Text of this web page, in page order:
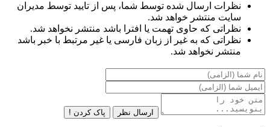
نظرات ارسال شده توسط شما، پس از تایید توسط مدیران
سایت منتشر خواهد شد.
نظراتی که حاوی تهمت یا افترا باشد منتشر نخواهد شد.
نظراتی که به غیر از زبان فارسی یا غیر مرتبط با خبر باشد
منتشر نخواهد شد.
ارسال نظر پاک کردن !